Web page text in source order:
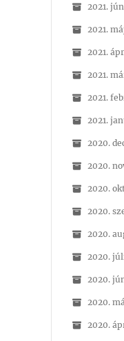
2021.
2021.
2021.
2021.
2021.
2021.
2020.
2020.
2020.
2020.
2020.
2020.
2020.
2020.
2020.